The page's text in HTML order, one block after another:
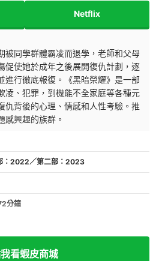
Netflix
被同學群體霸凌而退學，老師和父母
促使她於成年之後展開復仇計劃，逐
進行徹底報復。《黑暗榮耀》是一部
凌、犯罪，到機能不全家庭等各種元
仇背後的心理、情感和人性考驗。推
感興趣的族群。
：2022／第二部：2023
分鐘
看蝦皮商城